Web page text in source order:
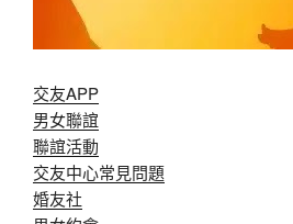
交友APP
男女聯誼
聯誼活動
交友中心常見問題
婚友社